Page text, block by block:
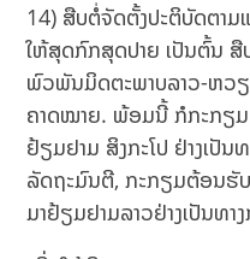
14) ສືບຕໍ່ຈັດຕັ້ງປະຕິບັດຕາມ
ໃຫ້ສຸດກົກສຸດປາຍ ເປັນຕົ້ນ ສື
ພົວພັນມິດຕະພາບລາວ-ຫວ
ຄາດໝາຍ. ພ້ອມນີ້ ກໍກະກຽ
ຢ້ຽມຢາມ ສິງກະໂປ ຢ່າງເປັນ
ລັດຖະມົນຕີ, ກະກຽມຕ້ອນຮັບ
ມາຢ້ຽມຢາມລາວຢ່າງເປັນທາ